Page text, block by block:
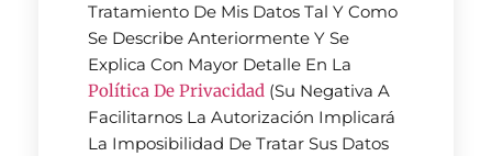
Tratamiento De Mis Datos Tal Y Como
Se Describe Anteriormente Y Se
Explica Con Mayor Detalle En La
Política De Privacidad (Su Negativa A
Facilitarnos La Autorización Implicará
La Imposibilidad De Tratar Sus Datos